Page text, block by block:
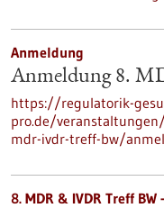
Anmeldung
Anmeldung 8.
https://regulatorik-
pro.de/
mdr-ivdr-treff-bw/
8. MDR & IVDR Treff BW -